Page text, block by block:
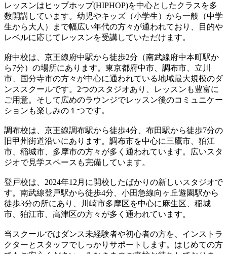
レッスンはヒップホップ(HIPHOP)を中心としたクラスを多
数開講しています。幼児やキッズ（小学生）から一般（中学
生から大人）まで幅広い年代の方々が通われており、目的や
レベルに応じてレッスンを受講していただけます。
府中校は、京王線府中駅から徒歩2分（南武線府中本町駅か
ら7分）の場所にあります。東京都府中市、調布市、立川
市、国分寺市の方々が中心に通われている地域最大規模のダ
ンススクールです。2つのスタジオあり、レッスンも豊富に
ご用意。そして広めのラウンジでレッスン後のコミュニケー
ションも楽しみの１つです。
調布校は、京王線調布駅から徒歩4分、布田駅から徒歩7分の
旧甲州街道沿いにあります。調布市を中心に三鷹市、狛江
市、稲城市、多摩市の方々が多く通われています。広いスタ
ジオで見学スペースも完備しています。
登戸校は、2024年12月に開校したばかりの新しいスタジオで
す。南武線登戸駅から徒歩4分、小田急線向ヶ丘遊園駅から
徒歩3分の所にあり、川崎市多摩区を中心に麻生区、稲城
市、狛江市、高津区の方々が多く通われています。
当スクールではダンス未経験者や初心者の方を、インストラ
クターとスタッフでしっかりサポートします。はじめての方